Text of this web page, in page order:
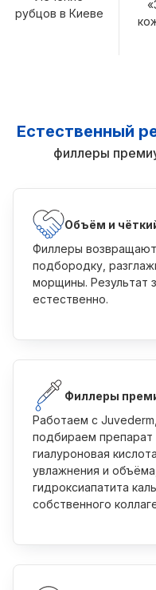
рубцов в Киеве
Естественный
филлеры
Объём и
Филлеры
подбородку,
морщины. Результат
естественно.
Филлеры
Работаем с
подбираем препарат
гиалуроновая
увлажнения и
гидроксиапатита
собственного